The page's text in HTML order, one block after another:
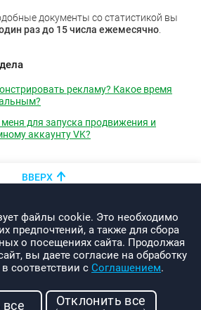
документы со статистикой вы
раз до 15 числа ежемесячно
рекламу? Какое время
меня для запуска продвижения и
аккаунту VK?
файлы cookie. Это необходимо
предпочтений, а также для сбора
о посещениях сайта. Продолжая
вы даете согласие на обработку
соответствии с Соглашением.
Отклонить все
ВВЕРХ
webcom.by
2026. Webcom Performance
ул. Свердлова, 11-332